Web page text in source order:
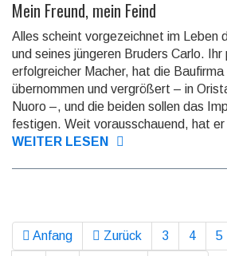
Mein Freund, mein Feind
Alles scheint vorgezeichnet im Leben
und seines jüngeren Bruders Carlo. Ihr
erfolgreicher Macher, hat die
übernommen und ver­grö­ßert – in
Nuoro –, und die beiden sollen das
fes­ti­gen. Weit vor­aus­schauend, hat
WEITER LESEN
Anfang Zurück 3 4 5